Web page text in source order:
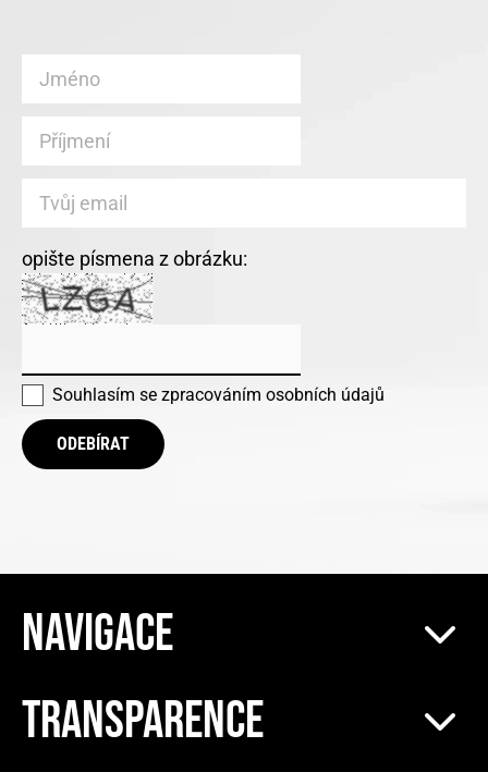
opište písmena z obrázku:
Souhlasím se zpracováním osobních údajů
ODEBÍRAT
NAVIGACE
TRANSPARENCE